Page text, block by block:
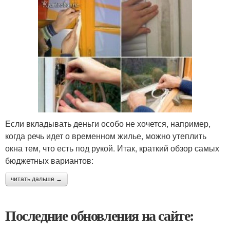
Если вкладывать деньги особо не хочется, например,
когда речь идет о временном жилье, можно утеплить
окна тем, что есть под рукой. Итак, краткий обзор самых
бюджетных вариантов:
читать дальше →
Последние обновления на сайте: